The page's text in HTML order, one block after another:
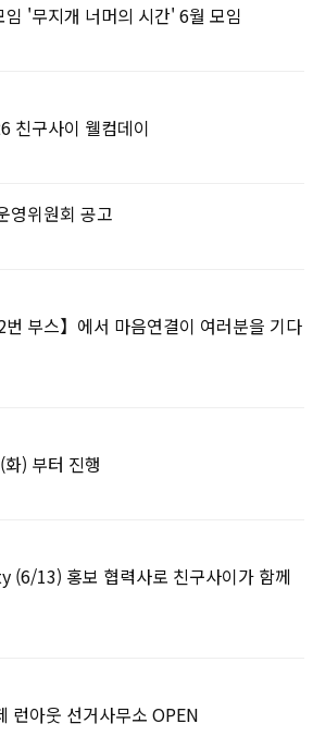
'무지개 너머의 시간' 6월 모임
친구사이 웰컴데이
영위원회 공고
부스】에서 마음연결이 여러분을 기다
) 부터 진행
13) 홍보 협력사로 친구사이가 함께
런아웃 선거사무소 OPEN